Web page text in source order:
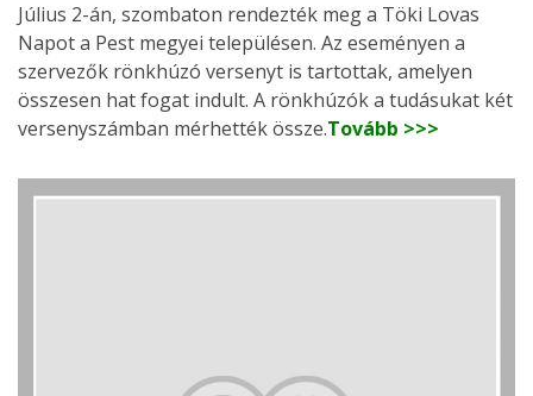
Július 2-án, szombaton rendezték meg a Töki Lovas
Napot a Pest megyei településen. Az eseményen a
szervezők rönkhúzó versenyt is tartottak, amelyen
összesen hat fogat indult. A rönkhúzók a tudásukat két
versenyszámban mérhették össze.Tovább >>>